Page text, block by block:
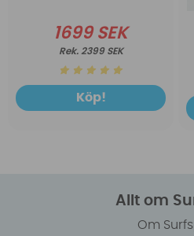
1699 SEK
2399 SEK
Köp!
Allt om
Om